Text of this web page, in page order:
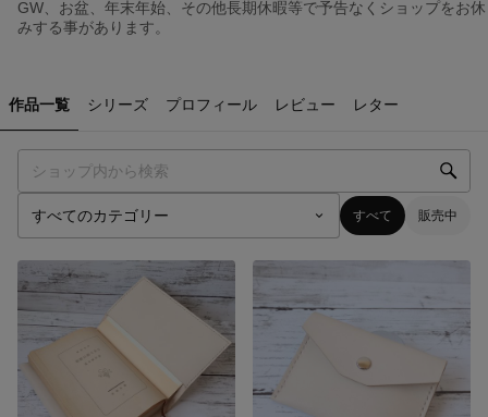
GW、お盆、年末年始、その他長期休暇等で予告なくショップをお休
みする事があります。
作品一覧 シリーズ プロフィール レビュー レター
すべて 販売中